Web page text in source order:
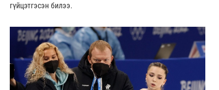
гүйцэтгэсэн билээ.